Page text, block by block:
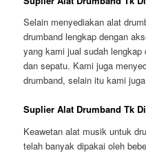
Selain menyediakan alat
drumband lengkap dengan
yang kami jual sudah
dan sepatu. Kami juga
drumband, selain itu kami
Suplier Alat Drumband Tk
Keawetan alat musik untuk
telah banyak dipakai oleh